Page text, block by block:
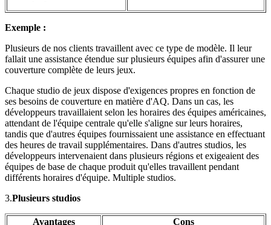
Exemple :
Plusieurs de nos clients travaillent avec ce type de modèle. Il leur
fallait une assistance étendue sur plusieurs équipes afin d'assurer une
couverture complète de leurs jeux.
Chaque studio de jeux dispose d'exigences propres en fonction de
ses besoins de couverture en matière d'AQ. Dans un cas, les
développeurs travaillaient selon les horaires des équipes américaines,
attendant de l'équipe centrale qu'elle s'aligne sur leurs horaires,
tandis que d'autres équipes fournissaient une assistance en effectuant
des heures de travail supplémentaires. Dans d'autres studios, les
développeurs intervenaient dans plusieurs régions et exigeaient des
équipes de base de chaque produit qu'elles travaillent pendant
différents horaires d'équipe. Multiple studios.
3.Plusieurs studios
Avantages Cons